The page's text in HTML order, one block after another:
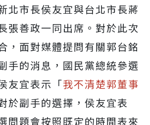
北市長侯友宜與台北市長蔣
張善政一同出席。對於此次
，面對媒體提問有關郭台銘
手的消息，國民黨總統參選
友宜表示「我不清楚郭董事
於副手的選擇，侯友宜表
問題會按照既定的時間表來